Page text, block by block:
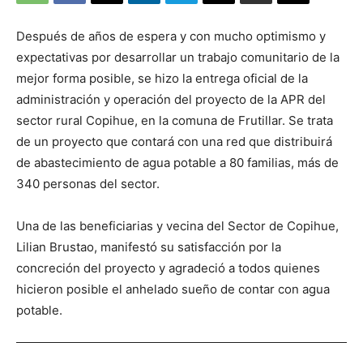
Después de años de espera y con mucho optimismo y
expectativas por desarrollar un trabajo comunitario de la
mejor forma posible, se hizo la entrega oficial de la
administración y operación del proyecto de la APR del
sector rural Copihue, en la comuna de Frutillar. Se trata
de un proyecto que contará con una red que distribuirá
de abastecimiento de agua potable a 80 familias, más de
340 personas del sector.
Una de las beneficiarias y vecina del Sector de Copihue,
Lilian Brustao, manifestó su satisfacción por la
concreción del proyecto y agradeció a todos quienes
hicieron posible el anhelado sueño de contar con agua
potable.